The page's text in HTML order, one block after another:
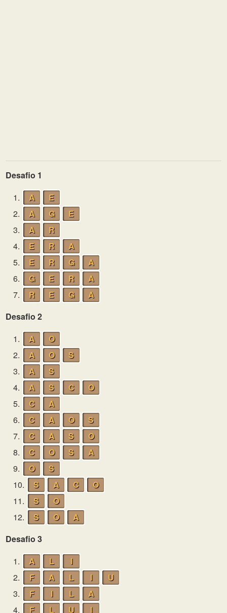
Desafio 1
1.
A
E
2.
A G
E
3.
A
R
4.
E R
A
5.
E R G
A
6.
G E R
A
7.
R E G
A
Desafio 2
1.
A
O
2.
A O
S
3.
A
S
4.
A S C
O
5.
C
A
6.
C A O
S
7.
C A S
O
8.
C O S
A
9.
O
S
10.
S A C
O
11.
S
O
12.
S O
A
Desafio 3
1.
A L
I
2.
F A L I
U
3.
F I L
A
4.
F L U
I